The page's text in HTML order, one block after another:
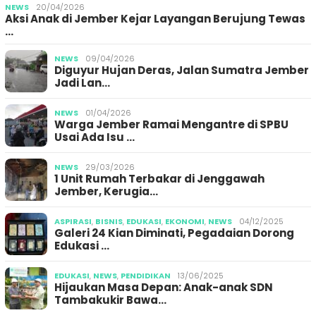
NEWS 20/04/2026
Aksi Anak di Jember Kejar Layangan Berujung Tewas
…
NEWS 09/04/2026
Diguyur Hujan Deras, Jalan Sumatra Jember
Jadi Lan…
NEWS 01/04/2026
Warga Jember Ramai Mengantre di SPBU
Usai Ada Isu …
NEWS 29/03/2026
1 Unit Rumah Terbakar di Jenggawah
Jember, Kerugia…
ASPIRASI, BISNIS, EDUKASI, EKONOMI, NEWS 04/12/2025
Galeri 24 Kian Diminati, Pegadaian Dorong
Edukasi …
EDUKASI, NEWS, PENDIDIKAN 13/06/2025
Hijaukan Masa Depan: Anak-anak SDN
Tambakukir Bawa…